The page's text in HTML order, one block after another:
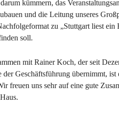
kümmern, das
und die Leitung unseres
zu „Stuttgart liest ein
soll.
mit Rainer Koch, der seit
der Geschäftsführung übernimmt, ist
freuen uns sehr auf eine gute